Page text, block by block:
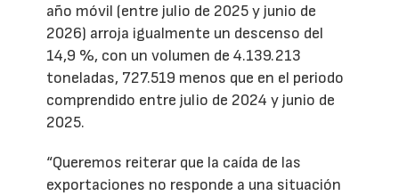
año móvil (entre julio de 2025 y junio de
2026) arroja igualmente un descenso del
14,9 %, con un volumen de 4.139.213
toneladas, 727.519 menos que en el periodo
comprendido entre julio de 2024 y junio de
2025.
“Queremos reiterar que la caída de las
exportaciones no responde a una situación